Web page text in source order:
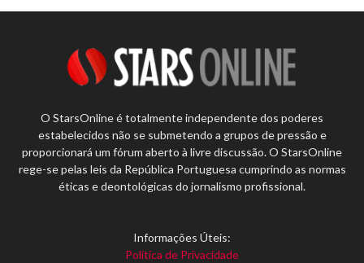
O StarsOnline é totalmente independente dos poderes
estabelecidos não se submetendo a grupos de pressão e
proporcionará um fórum aberto à livre discussão. O StarsOnline
rege-se pelas leis da República Portuguesa cumprindo as normas
éticas e deontológicas do jornalismo profissional.
Informações Úteis:
Política de Privacidade